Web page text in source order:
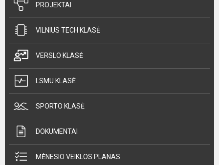
PROJEKTAI
VILNIUS TECH KLASĖ
VERSLO KLASĖ
LSMU KLASĖ
SPORTO KLASĖ
DOKUMENTAI
MĖNESIO VEIKLOS PLANAS